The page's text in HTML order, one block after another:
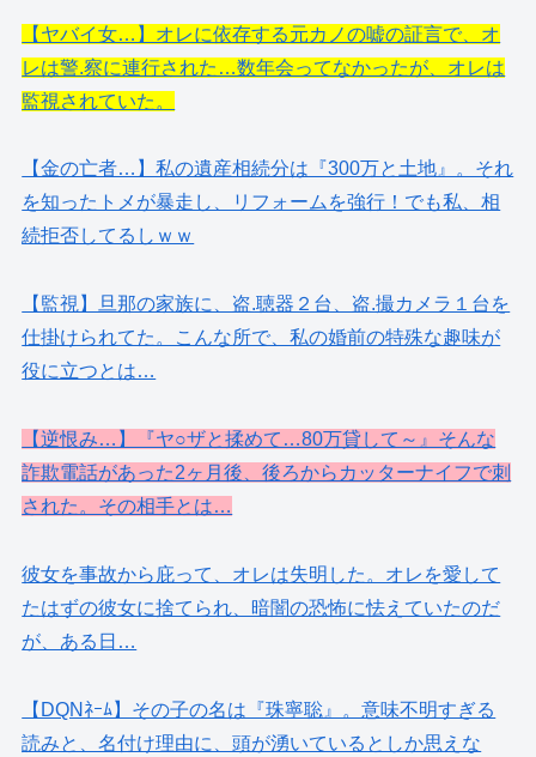
【ヤバイ女…】オレに依存する元カノの嘘の証言で、オ
レは警.察に連行された…数年会ってなかったが、オレは
監視されていた。
【金の亡者…】私の遺産相続分は『300万と土地』。それ
を知ったトメが暴走し、リフォームを強行！でも私、相
続拒否してるしｗｗ
【監視】旦那の家族に、盗.聴器２台、盗.撮カメラ１台を
仕掛けられてた。こんな所で、私の婚前の特殊な趣味が
役に立つとは…
【逆恨み…】『ヤ○ザと揉めて…80万貸して～』そんな
詐欺電話があった2ヶ月後、後ろからカッターナイフで刺
された。その相手とは…
彼女を事故から庇って、オレは失明した。オレを愛して
たはずの彼女に捨てられ、暗闇の恐怖に怯えていたのだ
が、ある日…
【DQNﾈｰﾑ】その子の名は『珠寧聡』。意味不明すぎる
読みと、名付け理由に、頭が湧いているとしか思えな